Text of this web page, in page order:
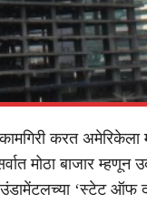
कामगिरी करत
मोठा बाजार
‘स्टेट ऑफ द